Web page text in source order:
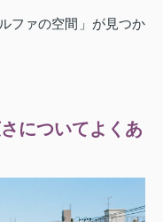
ファの空間」が見つか
についてよくあ